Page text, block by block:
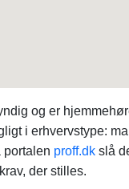
og er
i erhvervstype:
portalen proff.dk slå
der stilles.